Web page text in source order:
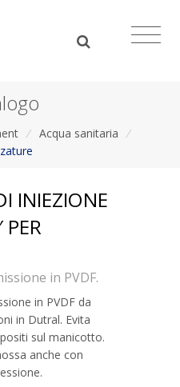
/ Acqua sanitaria /
INIEZIONE
in PVDF.
in PVDF da
in Dutral. Evita
sul manicotto.
anche con